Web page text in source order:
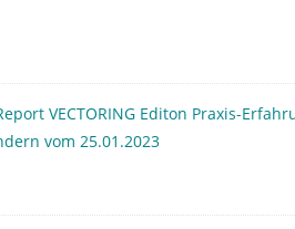
VECTORING Editon Praxis-
vom 25.01.2023